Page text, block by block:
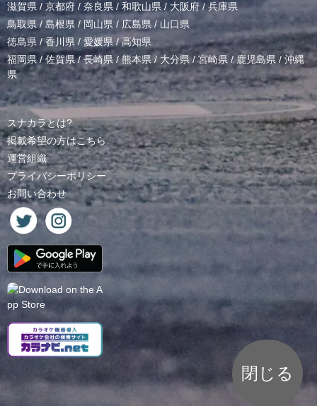
滋賀県 / 京都府 / 奈良県 / 和歌山県/ 大阪府 /兵庫県
鳥取県/ 島根県 /岡山県/ 広島県 / 山口県
徳島県 /香川県 / 愛媛県/高知県
福岡県/佐賀県/長崎県 /熊本県/ 大分県/宮崎県 /鹿児島県 / 沖縄
県
スナカラとは?
掲載希望の方はこちら
運営組織
プライバシーポリシー
お問い合わせ
閉じる